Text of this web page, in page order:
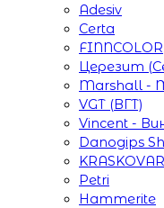
Adesiv
Certa
FINNCOLOR
Церезит
Marshall -
VGT (ВГТ)
Vincent -
Danogips
KRASKOVAR
Petri
Hammerite